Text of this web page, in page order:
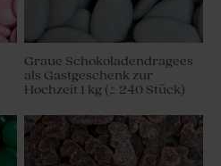
Graue Schokoladendragees
als Gastgeschenk zur
Hochzeit 1 kg (± 240 Stück)